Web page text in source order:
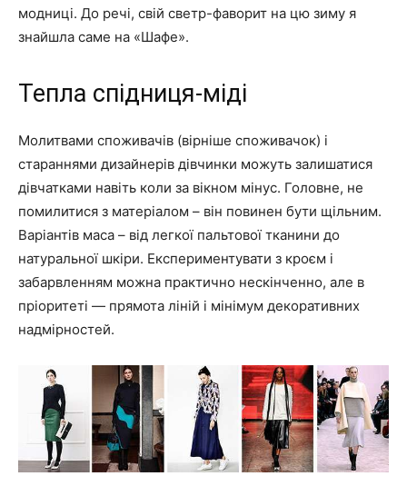
модниці. До речі, свій светр-фаворит на цю зиму я
знайшла саме на «Шафе».
Тепла спідниця-міді
Молитвами споживачів (вірніше споживачок) і
стараннями дизайнерів дівчинки можуть залишатися
дівчатками навіть коли за вікном мінус. Головне, не
помилитися з матеріалом – він повинен бути щільним.
Варіантів маса – від легкої пальтової тканини до
натуральної шкіри. Експериментувати з кроєм і
забарвленням можна практично нескінченно, але в
пріоритеті — прямота ліній і мінімум декоративних
надмірностей.